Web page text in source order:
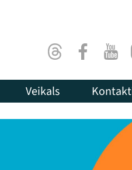
ThreadsFacebook
Veikals